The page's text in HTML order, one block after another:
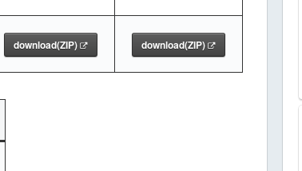
download(ZIP) download(ZIP)